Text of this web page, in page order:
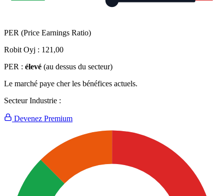
PER (Price Earnings Ratio)
Robit Oyj : 121,00
PER : élevé (au dessus du secteur)
Le marché paye cher les bénéfices actuels.
Secteur Industrie :
Devenez Premium